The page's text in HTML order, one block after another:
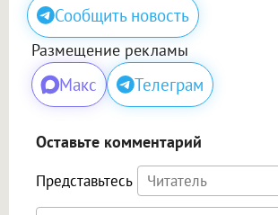
Сообщить новость
Размещение рекламы
Макс Телеграм
Оставьте комментарий
Представьтесь